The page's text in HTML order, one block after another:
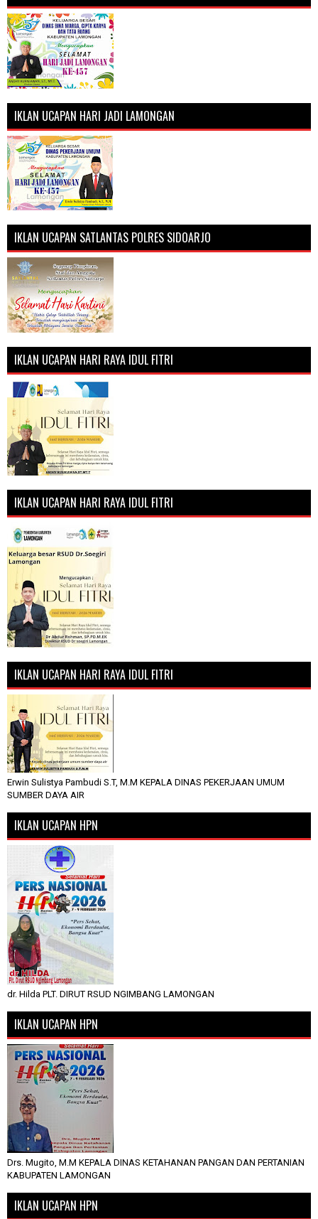
IKLAN UCAPAN HARI JADI LAMONGAN
IKLAN UCAPAN SATLANTAS POLRES SIDOARJO
IKLAN UCAPAN HARI RAYA IDUL FITRI
IKLAN UCAPAN HARI RAYA IDUL FITRI
IKLAN UCAPAN HARI RAYA IDUL FITRI
Erwin Sulistya Pambudi S.T, M.M KEPALA DINAS PEKERJAAN UMUM
SUMBER DAYA AIR
IKLAN UCAPAN HPN
dr. Hilda PLT. DIRUT RSUD NGIMBANG LAMONGAN
IKLAN UCAPAN HPN
Drs. Mugito, M.M KEPALA DINAS KETAHANAN PANGAN DAN PERTANIAN
KABUPATEN LAMONGAN
IKLAN UCAPAN HPN